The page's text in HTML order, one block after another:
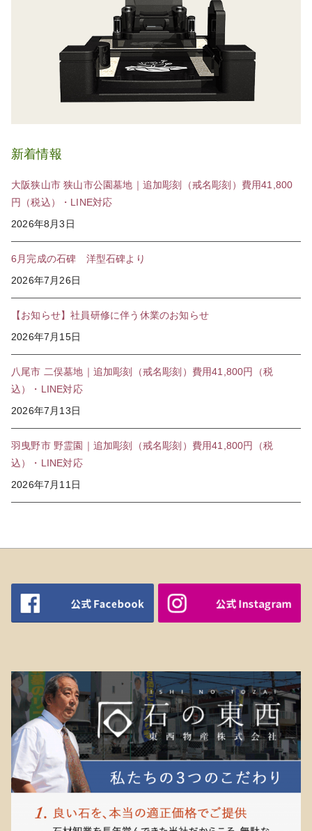
新着情報
大阪狭山市 狭山市公園墓地｜追加彫刻（戒名彫刻）費用41,800
円（税込）・LINE対応
2026年8月3日
6月完成の石碑 洋型石碑より
2026年7月26日
【お知らせ】社員研修に伴う休業のお知らせ
2026年7月15日
八尾市 二俣墓地｜追加彫刻（戒名彫刻）費用41,800円（税
込）・LINE対応
2026年7月13日
羽曳野市 野霊園｜追加彫刻（戒名彫刻）費用41,800円（税
込）・LINE対応
2026年7月11日